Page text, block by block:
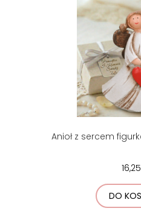
Anioł z sercem
DO